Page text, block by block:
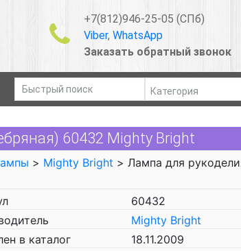
+7(812)946-25-05 (СПб)
Viber, WhatsApp
Заказать обратный звонок
60432 Mighty Bright
> Mighty Bright > Лампа для
60432
Mighty Bright
в каталог
18.11.2009